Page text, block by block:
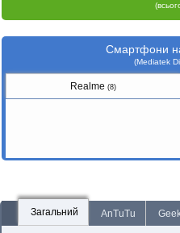
Смартфони
(Mediatek
Realme(8)
Загальний AnTuTu